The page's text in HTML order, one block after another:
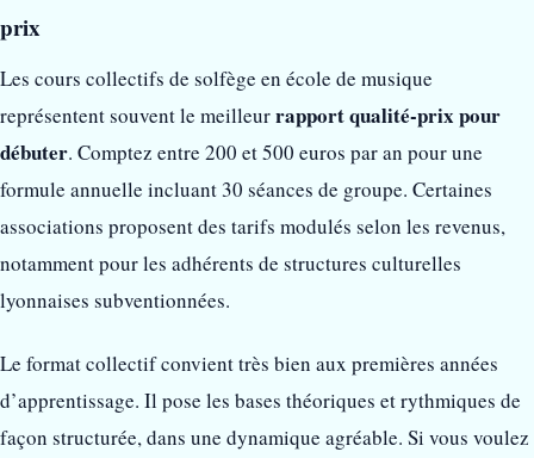
prix
Les cours collectifs de solfège en école de musique
représentent souvent le meilleurrapport qualité-prix pour
débuter. Comptez entre 200 et 500 euros par an pour une
formule annuelle incluant 30 séances de groupe. Certaines
associations proposent des tarifs modulés selon les revenus,
notamment pour les adhérents de structures culturelles
lyonnaises subventionnées.
Le format collectif convient très bien aux premières années
d’apprentissage. Il pose les bases théoriques et rythmiques de
façon structurée, dans une dynamique agréable. Si vous voulez